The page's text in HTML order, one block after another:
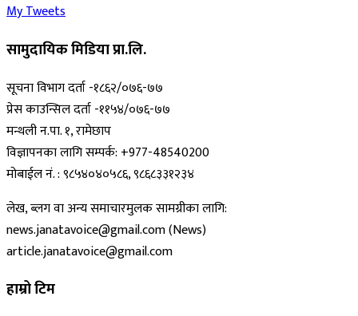
My Tweets
सामुदायिक मिडिया प्रा.लि.
सूचना विभाग दर्ता -१८६२/०७६-७७
प्रेस काउन्सिल दर्ता -११५४/०७६-७७
मन्थली न.पा. १, रामेछाप
विज्ञापनका लागि सम्पर्क: +977-48540200
मोबाईल नं. : ९८५४०४०५८६, ९८६८३३१२३४
लेख, ब्लग वा अन्य समाचारमुलक सामग्रीका लागि:
news.janatavoice@gmail.com (News)
article.janatavoice@gmail.com
हाम्रो टिम